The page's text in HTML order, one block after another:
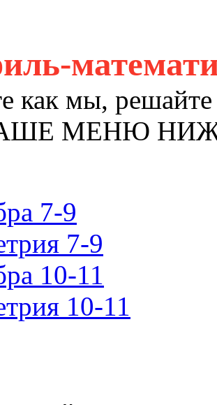
как мы,
МЕНЮ
7-9
7-9
10-11
10-11